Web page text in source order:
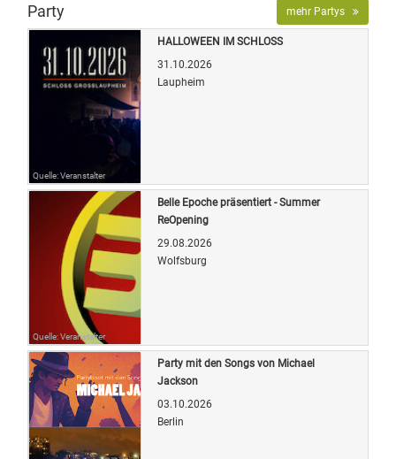
Party mehr Partys
Quelle: Veranstalter
HALLOWEEN IM SCHLOSS
31.10.2026
Laupheim
Quelle: Veranstalter
Belle Epoche präsentiert - Summer
ReOpening
29.08.2026
Wolfsburg
Party mit den Songs von Michael
Jackson
03.10.2026
Berlin